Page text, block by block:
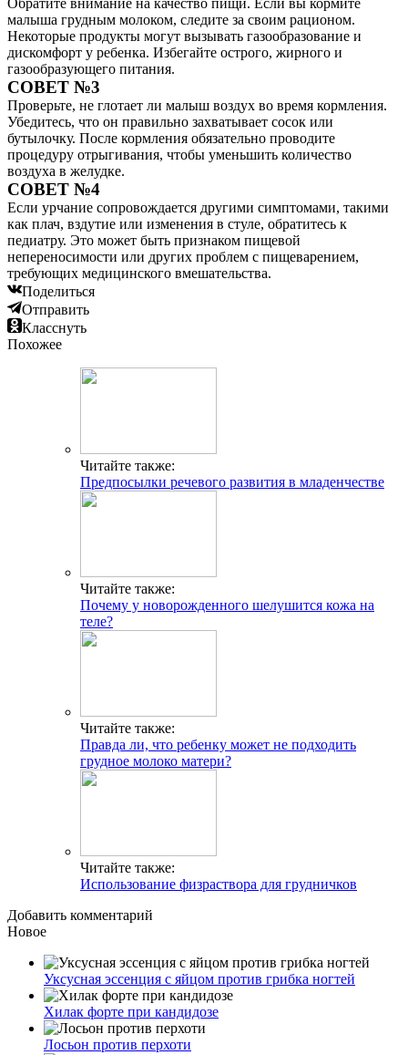
Обратите внимание на качество пищи. Если вы кормите
малыша грудным молоком, следите за своим рационом.
Некоторые продукты могут вызывать газообразование и
дискомфорт у ребенка. Избегайте острого, жирного и
газообразующего питания.
СОВЕТ №3
Проверьте, не глотает ли малыш воздух во время кормления.
Убедитесь, что он правильно захватывает сосок или
бутылочку. После кормления обязательно проводите
процедуру отрыгивания, чтобы уменьшить количество
воздуха в желудке.
СОВЕТ №4
Если урчание сопровождается другими симптомами, такими
как плач, вздутие или изменения в стуле, обратитесь к
педиатру. Это может быть признаком пищевой
непереносимости или других проблем с пищеварением,
требующих медицинского вмешательства.
Поделиться
Отправить
Класснуть
Похожее
Читайте также:
Предпосылки речевого развития в младенчестве
Читайте также:
Почему у новорожденного шелушится кожа на
теле?
Читайте также:
Правда ли, что ребенку может не подходить
грудное молоко матери?
Читайте также:
Использование физраствора для грудничков
Добавить комментарий
Новое
Уксусная эссенция с яйцом против грибка ногтей
Хилак форте при кандидозе
Лосьон против перхоти